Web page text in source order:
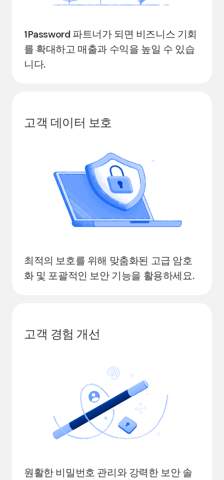
1Password 파트너가 되면 비즈니스 기회
를 확대하고 매출과 수익을 높일 수 있습
니다.
고객 데이터 보호
최적의 보호를 위해 맞춤화된 고급 암호
화 및 포괄적인 보안 기능을 활용하세요.
고객 경험 개선
원활한 비밀번호 관리와 강력한 보안 솔